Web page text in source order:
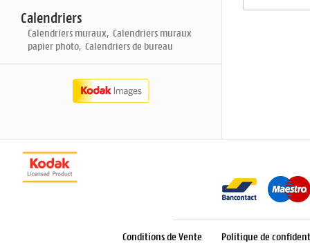
Calendriers
Calendriers muraux, Calendriers muraux
papier photo, Calendriers de bureau
Conditions de Vente Politique de